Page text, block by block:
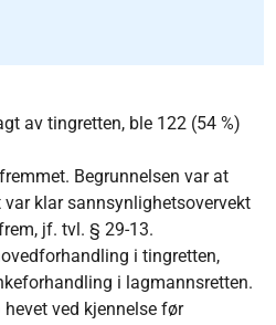
av tingretten, ble 122 (54 %)
Begrunnelsen var at
klar sannsynlighetsovervekt
jf. tvl. § 29-13.
i tingretten,
i lagmannsretten.
ved kjennelse før